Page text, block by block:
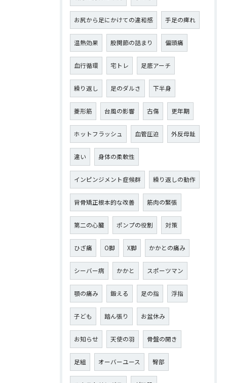
お尻から足にかけての違和感 手足の痺れ
温熱効果 股関節の詰まり 偏頭痛
血行循環 宅トレ 足底アーチ
繰り返し 足のダルさ 下半身
菱形筋 台風の影響 古傷 更年期
ホットフラッシュ 血管圧迫 外反母趾
違い 身体の柔軟性
インピンジメント症候群 繰り返しの動作
背骨矯正根本的な改善 筋肉の緊張
第二の心臓 ポンプの役割 対策
ひざ痛 О脚 X脚 かかとの痛み
シーバー病 かかと スポーツマン
顎の痛み 鍛える 足の指 浮指
子ども 踏ん張り お盆休み
お知らせ 天使の羽 骨盤の開き
足組 オーバーユース 臀部